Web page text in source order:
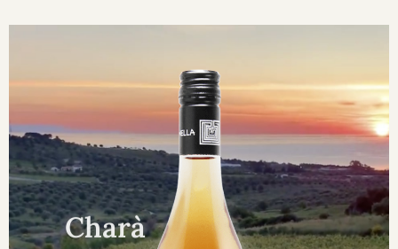
Charà
Il Nerello Mescalese di Calabria. Vino dal